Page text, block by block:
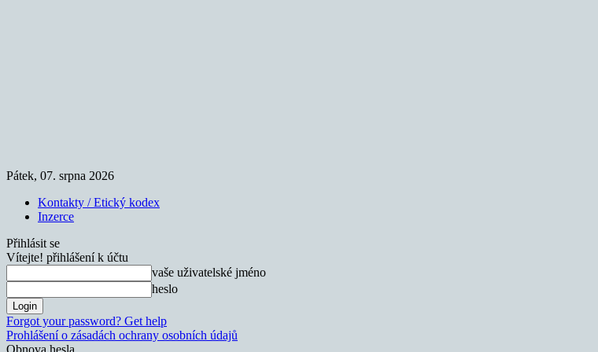
Pátek, 07. srpna 2026
Kontakty / Etický kodex
Inzerce
Přihlásit se
Vítejte! přihlášení k účtu
vaše uživatelské jméno
heslo
Forgot your password? Get help
Prohlášení o zásadách ochrany osobních údajů
Obnova hesla